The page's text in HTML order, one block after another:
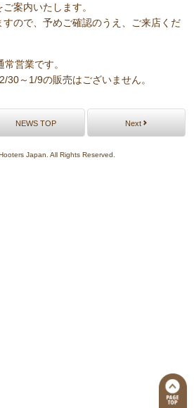
案内いたします。
ので、予めご確認のうえ、ご来店くだ
営業です。
30～1/9の販売はございません。
NEWS TOP Next
Japan. All Rights Reserved.